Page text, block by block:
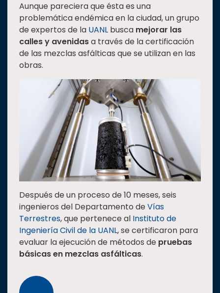
Oferta
educativa
Estudiantes
Rectoría
Internacionalización
Responsabilidad
Vinculación
Historia
Universiada
Aunque pareciera que ésta es una
problemática endémica en la ciudad, un grupo
de expertos de la UANL busca mejorar las
calles y avenidasa través de la certificación
de las mezclas asfálticas que se utilizan en las
obras.
Después de un proceso de 10 meses, seis
ingenieros del Departamento deVías
Terrestres, que pertenece al Instituto de
Ingeniería Civil de la UANL, se certificaron para
evaluar la ejecución de métodos de pruebas
básicas en mezclas asfálticas.